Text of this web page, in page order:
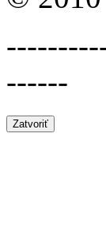
------